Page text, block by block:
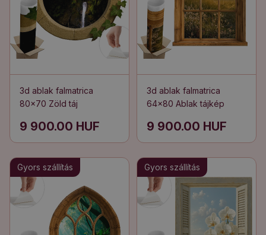
3d ablak falmatrica
80x70 Zöld táj
9 900.00 HUF
3d ablak falmatrica
64x80 Ablak tájkép
9 900.00 HUF
Gyors szállítás Gyors szállítás